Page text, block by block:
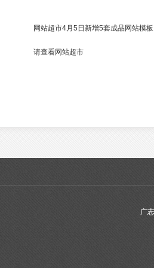
网站超市4月5日新增5套成品网站模板
请查看网站超市
广